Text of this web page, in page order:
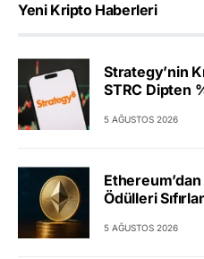
Yeni Kripto Haberleri
Strategy’nin
STRC Dipten
5 AĞUSTOS 2026
Ödülleri
5 AĞUSTOS 2026